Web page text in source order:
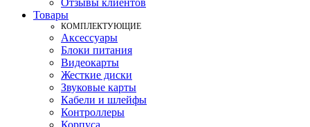
Отзывы клиентов
Товары
КOМПЛЕКТУЮЩИЕ
Аксессуары
Блоки питания
Видеокарты
Жесткие диски
Звуковые карты
Кабели и шлейфы
Контроллеры
Корпуса